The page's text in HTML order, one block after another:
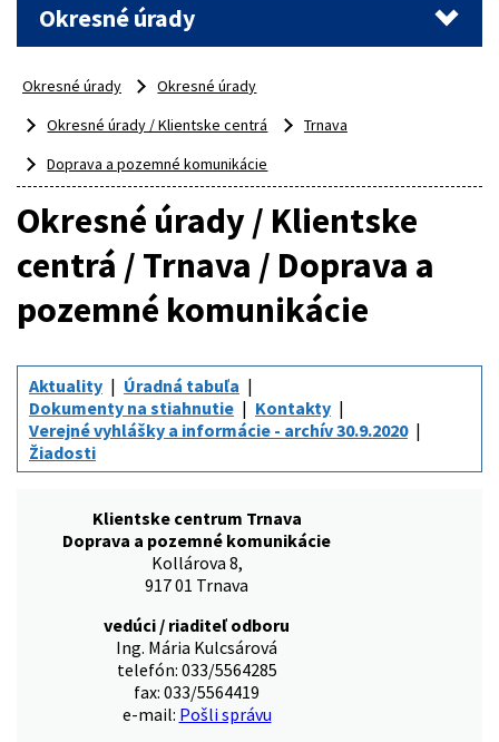
Okresné úrady
Okresné úrady
Okresné úrady
Okresné úrady / Klientske centrá
Trnava
Doprava a pozemné komunikácie
Okresné úrady / Klientske
centrá / Trnava / Doprava a
pozemné komunikácie
Aktuality
Úradná tabuľa
Dokumenty na stiahnutie
Kontakty
Verejné vyhlášky a informácie - archív 30.9.2020
Žiadosti
Klientske centrum Trnava
Doprava a pozemné komunikácie
Kollárova 8,
917 01 Trnava
vedúci / riaditeľ odboru
Ing. Mária Kulcsárová
telefón: 033/5564285
fax: 033/5564419
e-mail: Pošli správu